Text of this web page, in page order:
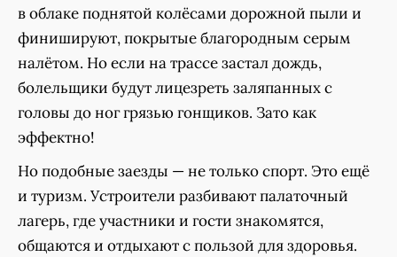
в облаке поднятой колёсами дорожной пыли и
финишируют, покрытые благородным серым
налётом. Но если на трассе застал дождь,
болельщики будут лицезреть заляпанных с
головы до ног грязью гонщиков. Зато как
эффектно!
Но подобные заезды — не только спорт. Это ещё
и туризм. Устроители разбивают палаточный
лагерь, где участники и гости знакомятся,
общаются и отдыхают с пользой для здоровья.